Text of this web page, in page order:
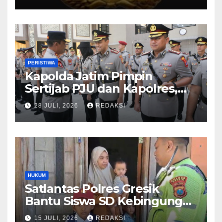
PERISTIWA
Kapolda Jatim Pimpin
Sertijab PJU dan Kapolres,
Perkuat Regenerasi
Kepemimpinan dan
Pelayanan Presisi
28 JULI, 2026 REDAKSI
HUKUM
Satlantas Polres Gresik
Bantu Siswa SD Kebingungan
Saat Pulang Sekolah,
15 JULI, 2026 REDAKSI